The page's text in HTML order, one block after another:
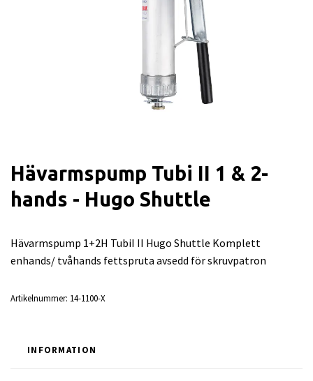
Hävarmspump Tubi II 1 & 2-
hands - Hugo Shuttle
Hävarmspump 1+2H TubiI II Hugo Shuttle Komplett
enhands/ tvåhands fettspruta avsedd för skruvpatron
Artikelnummer: 14-1100-X
INFORMATION